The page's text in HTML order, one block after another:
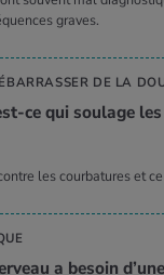
graves.
DE LA
ce qui sou­lage
les courbatures et
a besoin